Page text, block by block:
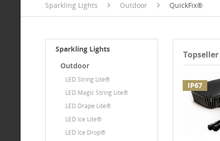
Sparkling Lights Outdoor QuickFix®
Sparkling Lights
Outdoor
LED String Lite®
LED Magic String Lite®
LED Drape Lite®
LED Ice Lite®
LED Ice Drop®
Topseller
IP67